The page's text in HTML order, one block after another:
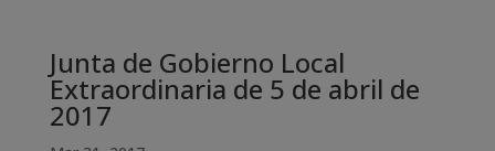
Junta de Gobierno Local
Extraordinaria de 5 de abril de
2017